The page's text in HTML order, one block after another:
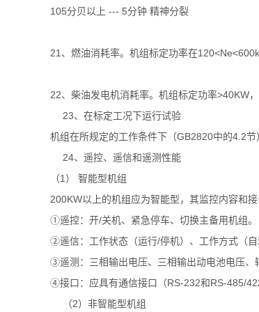
105分贝以上 --- 5分钟 精神分裂
21、燃油消耗率。机组标定功率在
22、柴油发电机消耗率。机组标定功率>40KW
23、在标定工况下运行试验
机组在所规定的工作条件下（GB2820中的4.2
24、遥控、遥信和遥测性能
（1） 智能型机组
200KW以上的机组应为智能型，其监控内容和接
①遥控：开/关机、紧急停车、切换主备用机组。
②遥信：工作状态（运行/停机）、工作方式（
③遥测：三相输出电压、三相输出动电池电压、
④接口：应具有通信接口（RS-232和RS-485/
（2）非智能型机组